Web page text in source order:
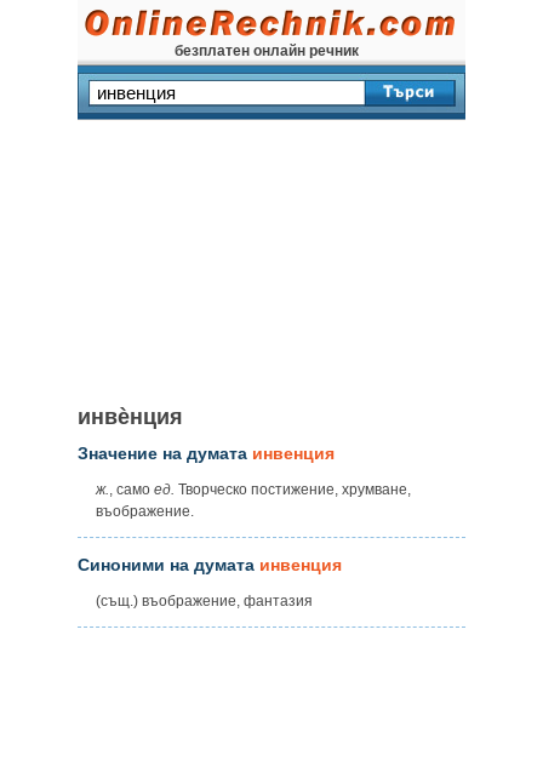
безплатен онлайн речник
инвѐнция
Значение на думата инвенция
ж., само ед. Творческо постижение, хрумване,
въображение.
Синоними на думата инвенция
(същ.) въображение, фантазия